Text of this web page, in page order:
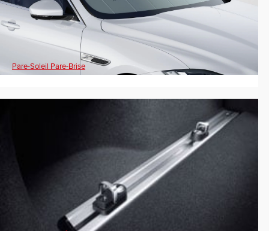
Pare-Soleil Pare-Brise